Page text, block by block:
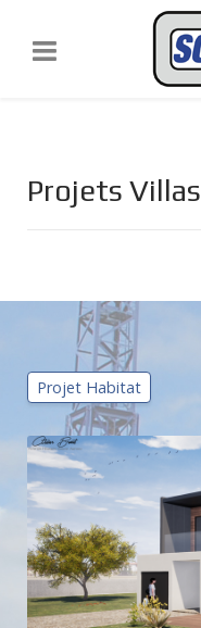
Projets Villas
Projet Habitat